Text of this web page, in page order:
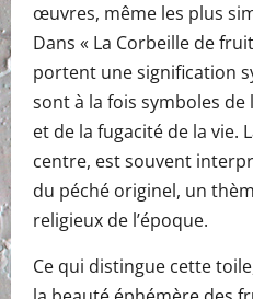
œuvres, même les plus
Dans « La Corbeille de
portent une signification
sont à la fois symboles
et de la fugacité de la vie.
centre, est souvent
du péché originel, un
religieux de l’époque.
Ce qui distingue cette